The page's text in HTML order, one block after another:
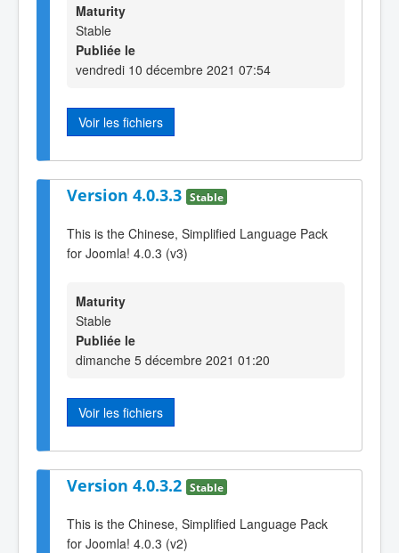
Maturity
Stable
Publiée le
vendredi 10 décembre 2021 07:54
Voir les fichiers
Version 4.0.3.3 Stable
This is the Chinese, Simplified Language Pack
for Joomla! 4.0.3 (v3)
Maturity
Stable
Publiée le
dimanche 5 décembre 2021 01:20
Voir les fichiers
Version 4.0.3.2 Stable
This is the Chinese, Simplified Language Pack
for Joomla! 4.0.3 (v2)